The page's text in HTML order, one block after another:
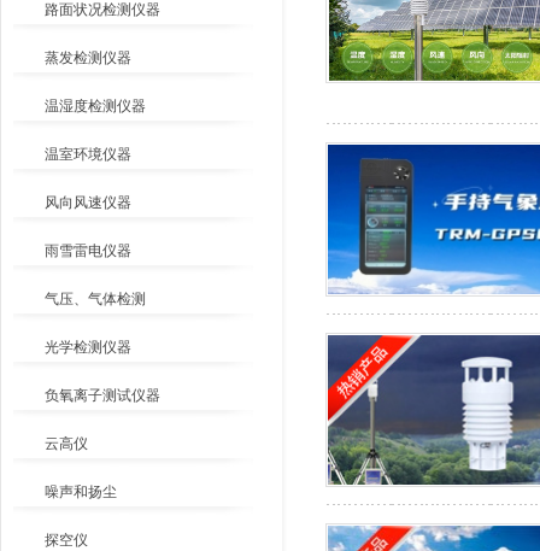
路面状况检测仪器
蒸发检测仪器
温湿度检测仪器
温室环境仪器
风向风速仪器
雨雪雷电仪器
气压、气体检测
光学检测仪器
负氧离子测试仪器
云高仪
噪声和扬尘
探空仪